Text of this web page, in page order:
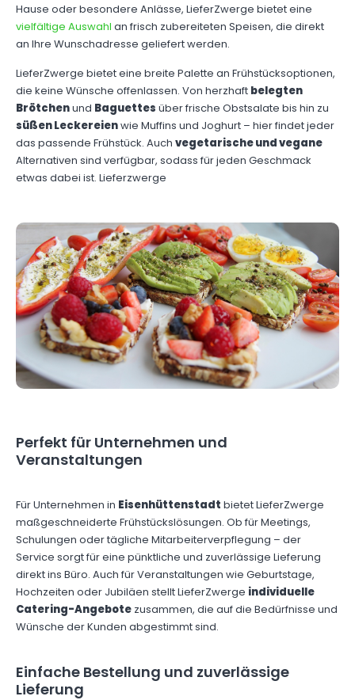
Hause oder besondere Anlässe, LieferZwerge bietet eine
vielfältige Auswahl an frisch zubereiteten Speisen, die direkt
an Ihre Wunschadresse geliefert werden.
LieferZwerge bietet eine breite Palette an Frühstücksoptionen,
die keine Wünsche offenlassen. Von herzhaft belegten
Brötchenund Baguettes über frische Obstsalate bis hin zu
süßen Leckereienwie Muffins und Joghurt – hier findet jeder
das passende Frühstück. Auch vegetarische und vegane
Alternativen sind verfügbar, sodass für jeden Geschmack
etwas dabei ist. Lieferzwerge
Perfekt für Unternehmen und
Veranstaltungen
Für Unternehmen in Eisenhüttenstadt bietet LieferZwerge
maßgeschneiderte Frühstückslösungen. Ob für Meetings,
Schulungen oder tägliche Mitarbeiterverpflegung – der
Service sorgt für eine pünktliche und zuverlässige Lieferung
direkt ins Büro. Auch für Veranstaltungen wie Geburtstage,
Hochzeiten oder Jubiläen stellt LieferZwerge individuelle
Catering-Angebote zusammen, die auf die Bedürfnisse und
Wünsche der Kunden abgestimmt sind.
Einfache Bestellung und zuverlässige
Lieferung